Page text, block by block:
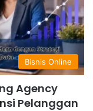
Bisnis Online
Agency
Pelanggan